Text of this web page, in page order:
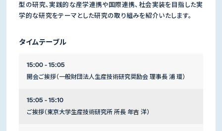
型の研究、実践的な産学連携や国際連携、社会実装を目指した実
学的な研究をテーマとした研究の取り組みを紹介いたします。
タイムテーブル
15:00 - 15:05
開会ご挨拶（一般財団法人生産技術研究奨励会 理事長 浦 環）
15:05 - 15:10
ご挨拶（東京大学生産技術研究所 所長 年吉 洋）